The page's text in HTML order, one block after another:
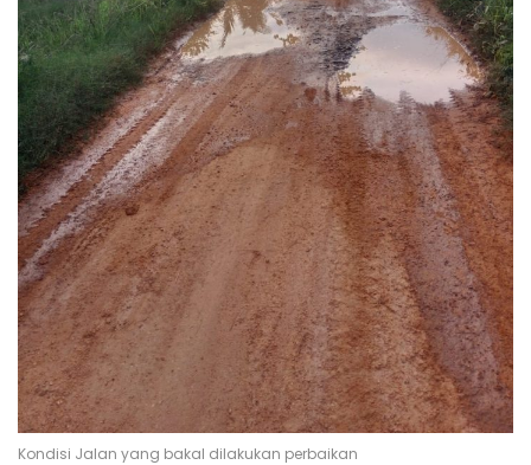
Kondisi Jalan yang bakal dilakukan perbaikan